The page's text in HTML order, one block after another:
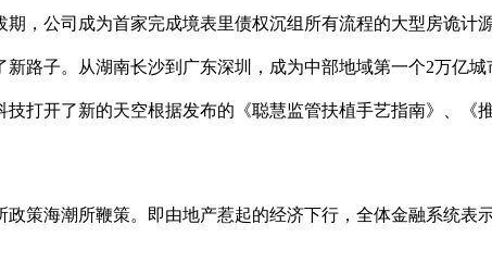
，公司成为首家完成境表里债权沉组所有流程的大型房诡计
路子。从湖南长沙到广东深圳，成为中部地域第一个2万亿
打开了新的天空根据发布的《聪慧监管扶植手艺指南》、《
海潮所鞭策。即由地产惹起的经济下行，全体金融系统表